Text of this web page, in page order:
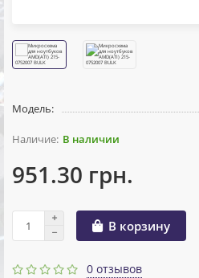
Модель:
В наличии
951.30 грн.
В корзину
0 отзывов